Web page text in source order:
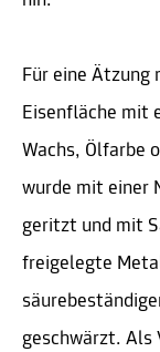
Für eine Ätzung
Eisenfläche mit
Wachs, Ölfarbe
wurde mit einer
geritzt und mit
freigelegte
geschwärzt. Als